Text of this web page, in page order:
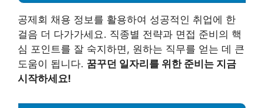
공제회 채용 정보를 활용하여 성공적인 취업에 한
걸음 더 다가가세요. 직종별 전략과 면접 준비의 핵
심 포인트를 잘 숙지하면, 원하는 직무를 얻는 데 큰
도움이 됩니다. 꿈꾸던 일자리를 위한 준비는 지금
시작하세요!